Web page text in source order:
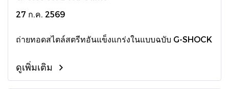
27 ก.ค. 2569
ถ่ายทอดสไตล์สตรีทอันแข็งแกร่งในแบบฉบับ G-SHOCK
ดูเพิ่มเติม